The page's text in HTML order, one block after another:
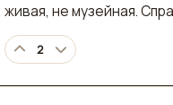
живая, не музейная.
2